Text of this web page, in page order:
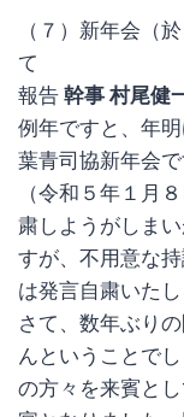
（７）新年会（
て
報告 幹事 村尾健
例年ですと、年
葉青司協新年会
（令和５年１月
粛しようがしま
すが、不用意な
は発言自粛いたし
さて、数年ぶり
んということで
の方々を来賓と